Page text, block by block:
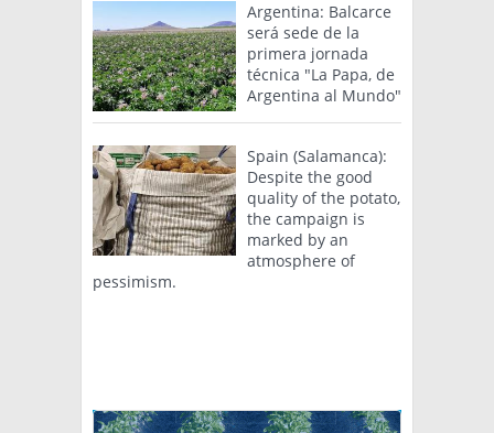
Argentina: Balcarce
será sede de la
primera jornada
técnica "La Papa, de
Argentina al Mundo"
Spain (Salamanca):
Despite the good
quality of the potato,
the campaign is
marked by an
atmosphere of
pessimism.